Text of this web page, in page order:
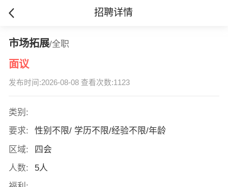
招聘详情
市场拓展/全职
面议
发布时间:2026-08-08 查看次数:1123
类别:
要求:
性别不限/ 学历不限/经验不限/年龄
区域:
四会
人数:
5人